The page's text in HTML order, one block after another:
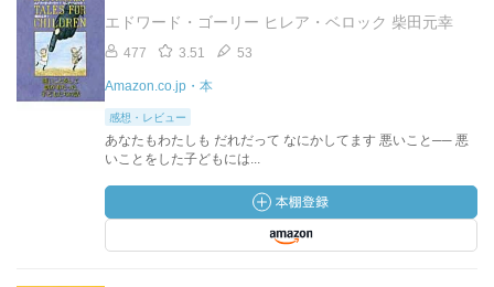
エドワード・ゴーリー ヒレア・ベロック 柴田元幸
477 3.51 53
Amazon.co.jp・本
感想・レビュー
あなたもわたしも だれだって なにかしてます 悪いこと── 悪
いことをした子どもには...